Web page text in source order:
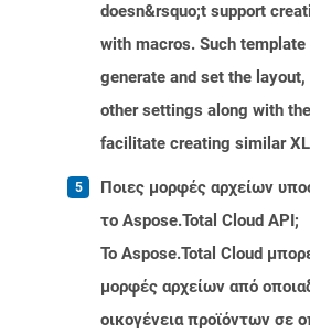
doesn&rsquo;t support
with macros. Such
generate and set the
other settings along with
facilitate creating similar
Ποιες μορφές αρχείων
το Aspose.Total Cloud API;
Το Aspose.Total Cloud
μορφές αρχείων από
οικογένεια προϊόντων σε